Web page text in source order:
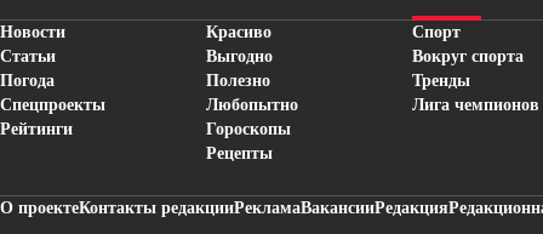
Новости
Статьи
Погода
Спецпроекты
Рейтинги
Красиво
Выгодно
Полезно
Любопытно
Гороскопы
Рецепты
Спорт
Вокруг спорта
Тренды
Лига чемпионов
О проектеКонтакты редакцииРекламаВакансииРедакция